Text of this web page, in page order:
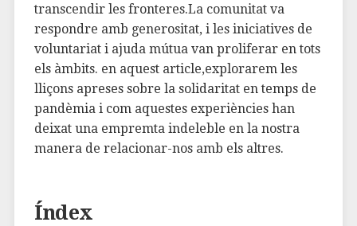
‍transcendir les fronteres.La ‌comunitat va
respondre amb generositat, i les⁤ iniciatives de
voluntariat i ajuda mútua van‍ proliferar en tots
els àmbits. en aquest article,explorarem les
‌lliçons apreses sobre la solidaritat en temps de
pandèmia i com aquestes ⁢experiències han
deixat una empremta indeleble en​ la nostra
manera de relacionar-nos amb ​els altres.
Índex